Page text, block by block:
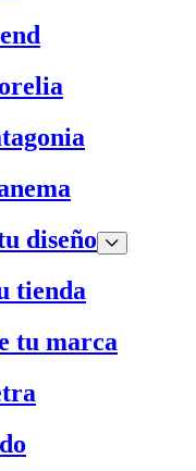
diseño
tienda
tu marca